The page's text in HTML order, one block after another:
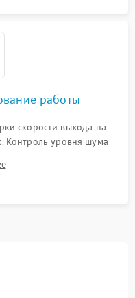
работы
скорости выхода на
Контроль уровня шума
стенок и корректного
оттайки.